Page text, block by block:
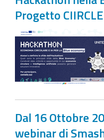
Progetto CIIRCLE
Dal 16 Ottobre
webinar di